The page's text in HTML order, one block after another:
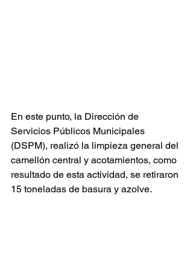
En este punto, la Dirección de
Servicios Públicos Municipales
(DSPM), realizó la limpieza general del
camellón central y acotamientos, como
resultado de esta actividad, se retiraron
15 toneladas de basura y azolve.